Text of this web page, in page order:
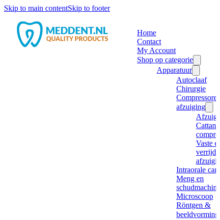
Skip to main contentSkip to footer
Home
Contact
My Account
Shop op categorie
Apparatuur
Autoclaaf
Chirurgie
afzuiging
Cattani
Vaste
Intraorale
Meng en
Microscoop
Röntgen &
beeldvorming